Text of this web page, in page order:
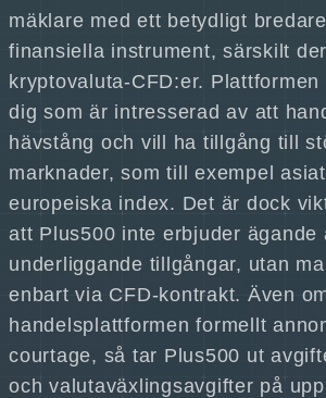
mäklare med ett betydligt
finansiella instrument, särskilt
kryptovaluta-CFD:er.
dig som är intresserad av att
hävstång och vill ha tillgång till
marknader, som till exempel
europeiska index. Det är dock
att Plus500 inte erbjuder ägande
underliggande tillgångar, utan
enbart via CFD-kontrakt. Även
handelsplattformen formellt
courtage, så tar Plus500 ut
och valutaväxlingsavgifter på